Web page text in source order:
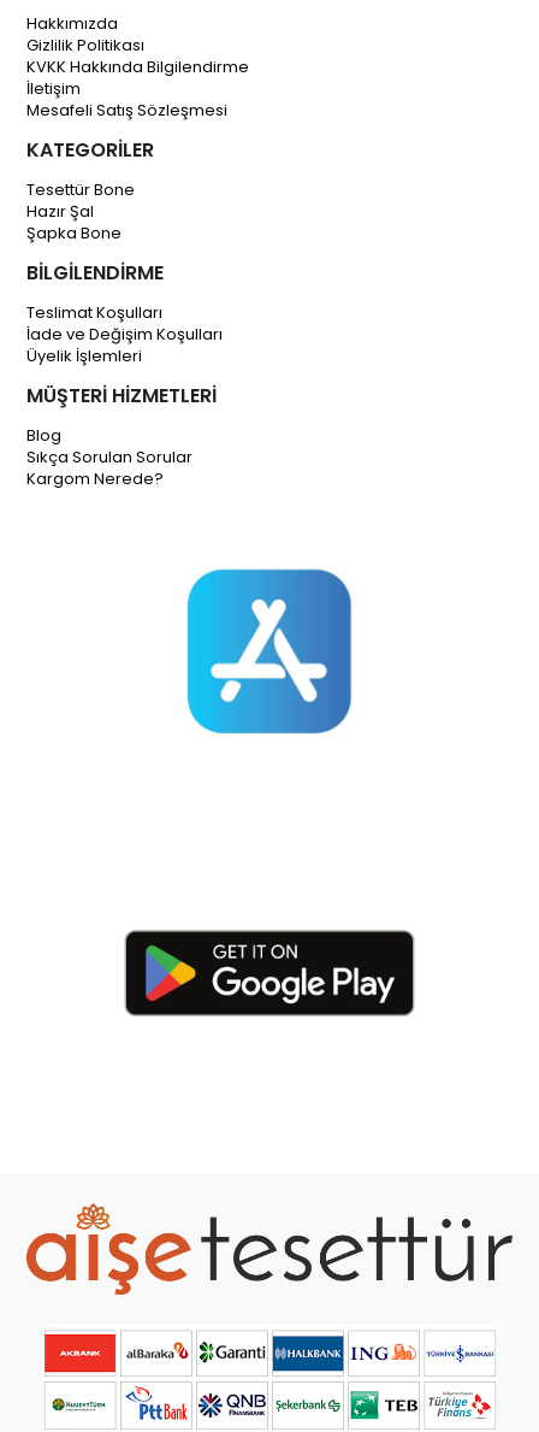
Hakkımızda
Gizlilik Politikası
KVKK Hakkında Bilgilendirme
İletişim
Mesafeli Satış Sözleşmesi
KATEGORİLER
Tesettür Bone
Hazır Şal
Şapka Bone
BİLGİLENDİRME
Teslimat Koşulları
İade ve Değişim Koşulları
Üyelik İşlemleri
MÜŞTERİ HİZMETLERİ
Blog
Sıkça Sorulan Sorular
Kargom Nerede?